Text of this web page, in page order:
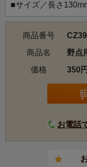
■サイズ／長さ
商品番号
商品名
野点
価格
350円
お電話